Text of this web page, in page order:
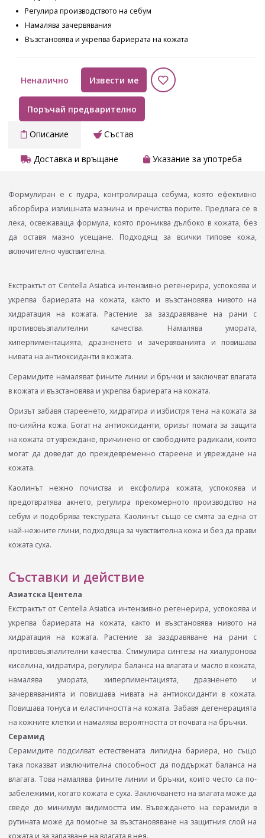
Регулира производството на себум
Намалява зачервявания
Възстановява и укрепва бариерата на кожата
Неналично Извести ме
Поръчай предварително
Описание Състав
Доставка и връщане Указание за употреба
Формулиран е с пудра, контролираща себума, която ефективно
абсорбира излишната мазнина и пречиства порите. Предлага се в
лека, освежаваща формула, която прониква дълбоко в кожата, без
да оставя мазно усещане. Подходящ за всички типове кожа,
включително чувствителна.
Екстрактът от Centella Asiatica интензивно регенерира, успокоява и
укрепва бариерата на кожата, както и възстановява нивото на
хидратация на кожата. Растение за заздравяване на рани с
противовъзпалителни качества. Намалява умората,
хиперпиментацията, дразненето и зачервяванията и повишава
нивата на антиоксиданти в кожата.
Серамидите намаляват фините линии и бръчки и заключват влагата
в кожата и възстановява и укрепва бариерата на кожата.
Оризът забавя стареенето, хидратира и избистря тена на кожата за
по-сияйна кожа. Богат на антиоксиданти, оризът помага за защита
на кожата от увреждане, причинено от свободните радикали, които
могат да доведат до преждевременно стареене и увреждане на
кожата.
Каолинът нежно почиства и ексфолира кожата, успокоява и
предотвратява акнето, регулира прекомерното производство на
себум и подобрява текстурата. Каолинът също се смята за една от
най-нежните глини, подходяща за чувствителна кожа и без да прави
кожата суха.
Съставки и действие
Азиатска Центела
Екстрактът от Centella Asiatica интензивно регенерира, успокоява и
укрепва бариерата на кожата, както и възстановява нивото на
хидратация на кожата. Растение за заздравяване на рани с
противовъзпалителни качества. Стимулира синтеза на хиалуронова
киселина, хидратира, регулира баланса на влагата и масло в кожата,
намалява умората, хиперпиментацията, дразненето и
зачервяванията и повишава нивата на антиоксиданти в кожата.
Повишава тонуса и еластичността на кожата. Забавя дегенерацията
на кожните клетки и намалява вероятността от почвата на бръчки.
Серамид
Серамидите подсилват естествената липидна бариера, но също
така показват изключителна способност да поддържат баланса на
влагата. Това намалява фините линии и бръчки, които често са по-
забележими, когато кожата е суха. Заключването на влагата може да
сведе до минимум видимостта им. Въвеждането на серамиди в
рутината може да помогне за възстановяване на защитния слой на
кожата и за запазване на влагата в нея.